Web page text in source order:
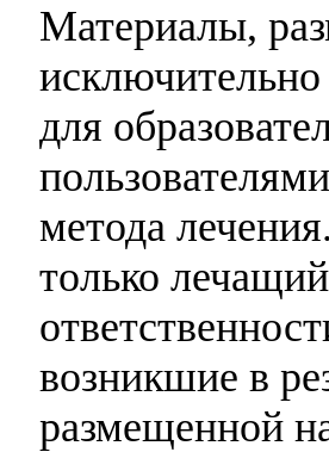
Материалы,
для
метода
только
возникшие в
размещенной